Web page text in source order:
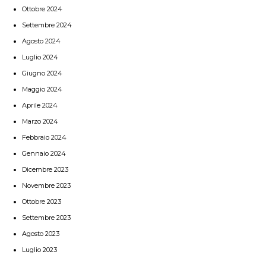
Ottobre 2024
Settembre 2024
Agosto 2024
Luglio 2024
Giugno 2024
Maggio 2024
Aprile 2024
Marzo 2024
Febbraio 2024
Gennaio 2024
Dicembre 2023
Novembre 2023
Ottobre 2023
Settembre 2023
Agosto 2023
Luglio 2023